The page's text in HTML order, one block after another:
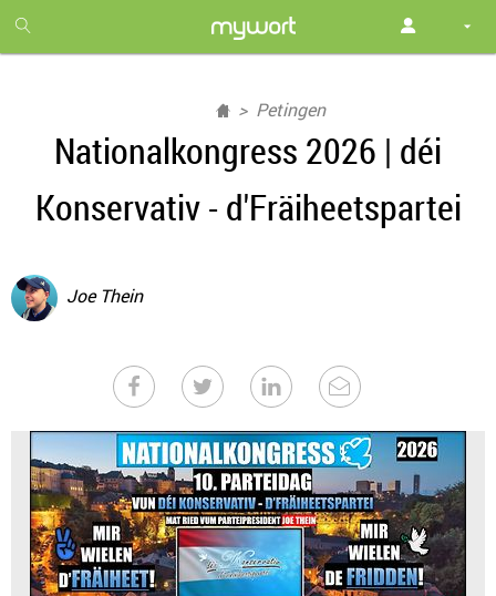
month
free
Petingen
Nationalkongress 2026 | déi
Konservativ - d'Fräiheetspartei
Joe Thein